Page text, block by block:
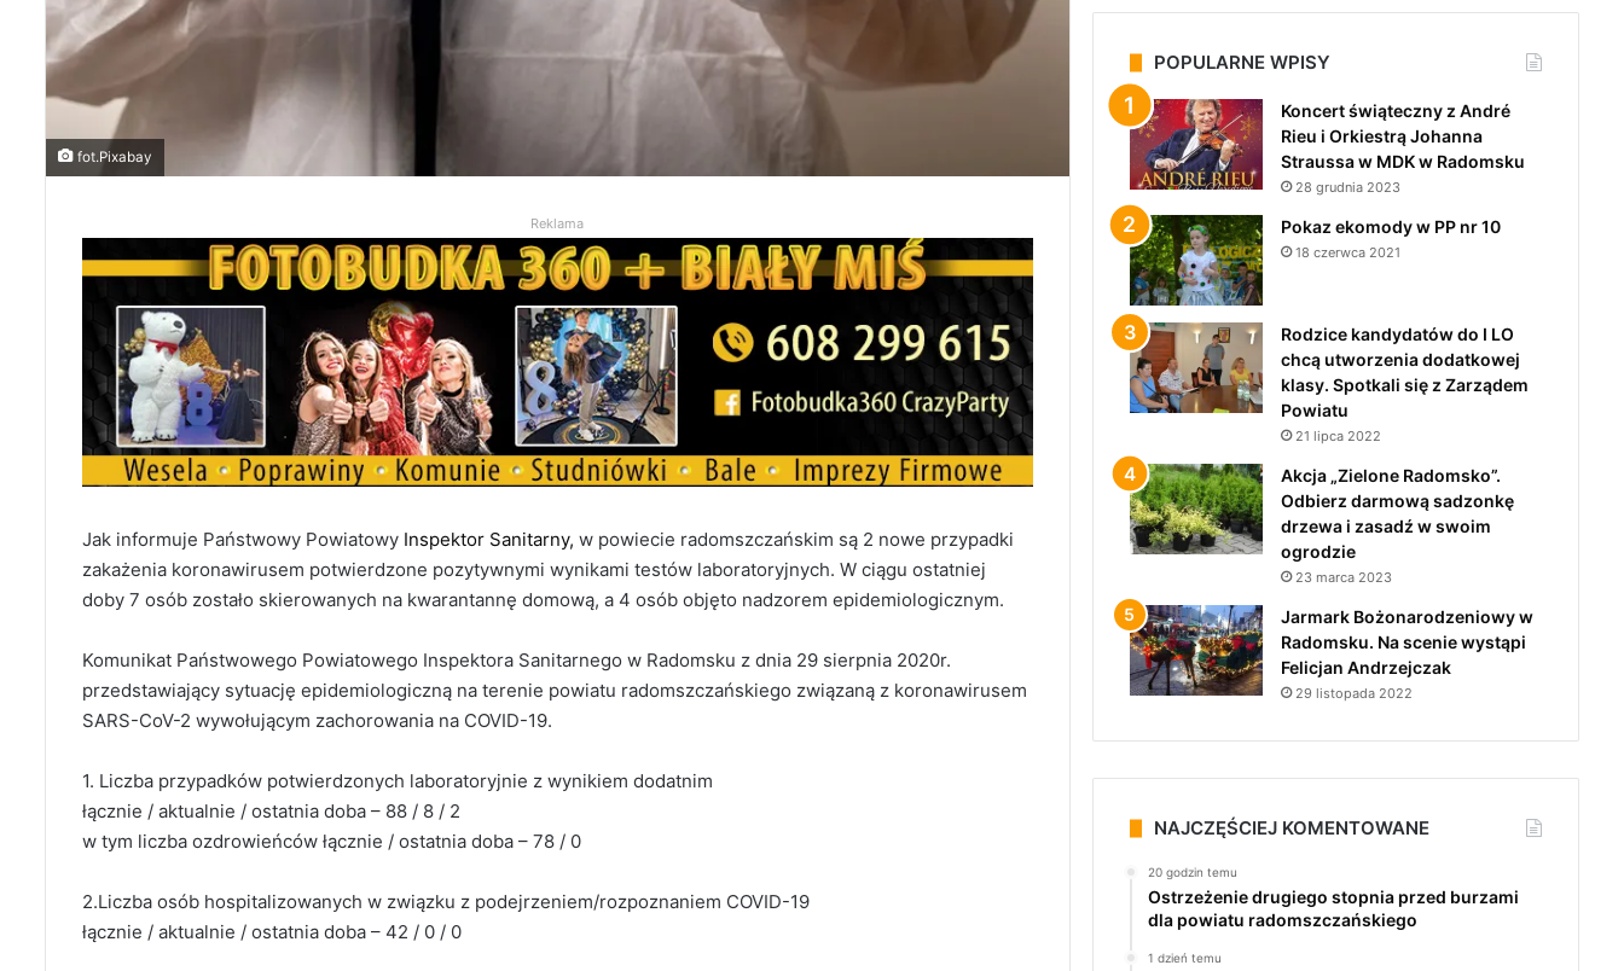
fot.Pixabay
Reklama
Jak informuje Państwowy Powiatowy Inspektor Sanitarny, w powiecie radomszczańskim są 2 nowe przypadki
zakażenia koronawirusem potwierdzone pozytywnymi wynikami testów laboratoryjnych. W ciągu ostatniej
doby 7 osób zostało skierowanych na kwarantannę domową, a 4 osób objęto nadzorem epidemiologicznym.
Komunikat Państwowego Powiatowego Inspektora Sanitarnego w Radomsku z dnia 29 sierpnia 2020r.
przedstawiający sytuację epidemiologiczną na terenie powiatu radomszczańskiego związaną z koronawirusem
SARS-CoV-2 wywołującym zachorowania na COVID-19.
1. Liczba przypadków potwierdzonych laboratoryjnie z wynikiem dodatnim
łącznie / aktualnie / ostatnia doba – 88 / 8 / 2
w tym liczba ozdrowieńców łącznie / ostatnia doba – 78 / 0
2.Liczba osób hospitalizowanych w związku z podejrzeniem/rozpoznaniem COVID-19
łącznie / aktualnie / ostatnia doba – 42 / 0 / 0
POPULARNE WPISY
Koncert świąteczny z André
Rieu i Orkiestrą Johanna
Straussa w MDK w Radomsku
28 grudnia 2023
Pokaz ekomody w PP nr 10
18 czerwca 2021
Rodzice kandydatów do I LO
chcą utworzenia dodatkowej
klasy. Spotkali się z Zarządem
Powiatu
21 lipca 2022
Akcja „Zielone Radomsko”.
Odbierz darmową sadzonkę
drzewa i zasadź w swoim
ogrodzie
23 marca 2023
Jarmark Bożonarodzeniowy w
Radomsku. Na scenie wystąpi
Felicjan Andrzejczak
29 listopada 2022
NAJCZĘŚCIEJ KOMENTOWANE
20 godzin temu
Ostrzeżenie drugiego stopnia przed burzami
dla powiatu radomszczańskiego
1 dzień temu